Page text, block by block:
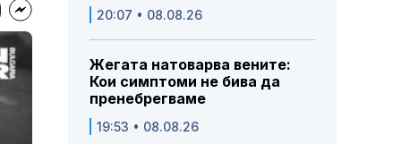
20:07 • 08.08.26
Жегата натоварва вените:
Кои симптоми не бива да
пренебрегваме
19:53 • 08.08.26